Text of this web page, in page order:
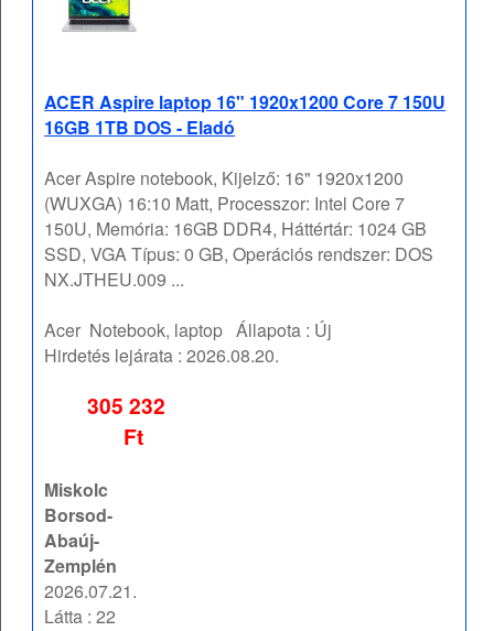
ACER Aspire laptop 16" 1920x1200 Core 7 150U
16GB 1TB DOS - Eladó
Acer Aspire notebook, Kijelző: 16" 1920x1200
(WUXGA) 16:10 Matt, Processzor: Intel Core 7
150U, Memória: 16GB DDR4, Háttértár: 1024 GB
SSD, VGA Típus: 0 GB, Operációs rendszer: DOS
NX.JTHEU.009 ...
Acer Notebook, laptop Állapota : Új
Hirdetés lejárata :2026.08.20.
305 232
Ft
Miskolc
Borsod-
Abaúj-
Zemplén
2026.07.21.
Látta : 22